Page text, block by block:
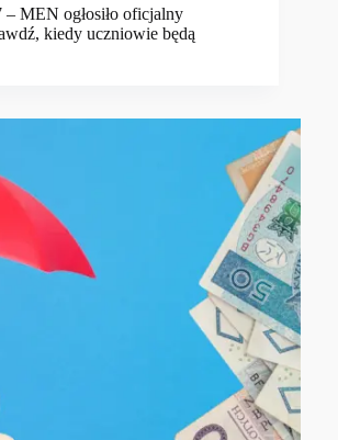
MEN ogłosiło oficjalny
kiedy uczniowie będą